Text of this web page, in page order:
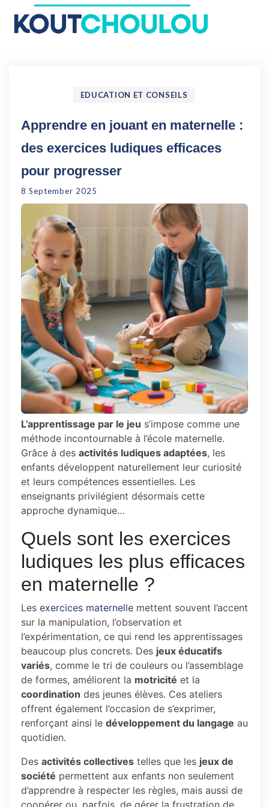
EDUCATION ET CONSEILS
Apprendre en jouant en maternelle :
des exercices ludiques efficaces
pour progresser
8 September 2025
L’apprentissage par le jeu s’impose comme une
méthode incontournable à l’école maternelle.
Grâce à des activités ludiques adaptées, les
enfants développent naturellement leur curiosité
et leurs compétences essentielles. Les
enseignants privilégient désormais cette
approche dynamique…
Quels sont les exercices
ludiques les plus efficaces
en maternelle ?
Les exercices maternelle mettent souvent l’accent
sur la manipulation, l’observation et
l’expérimentation, ce qui rend les apprentissages
beaucoup plus concrets. Des jeux éducatifs
variés, comme le tri de couleurs ou l’assemblage
de formes, améliorent la motricité et la
coordination des jeunes élèves. Ces ateliers
offrent également l’occasion de s’exprimer,
renforçant ainsi le développement du langage au
quotidien.
Des activités collectives telles que les jeux de
société permettent aux enfants non seulement
d’apprendre à respecter les règles, mais aussi de